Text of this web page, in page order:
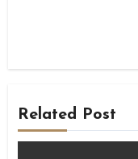
Related Post